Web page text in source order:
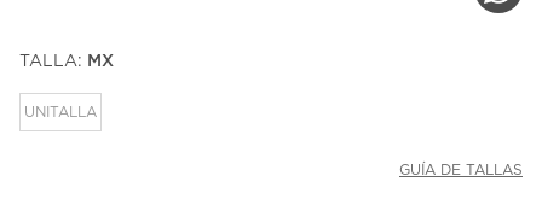
TALLA: MX
UNITALLA
GUÍA DE TALLAS